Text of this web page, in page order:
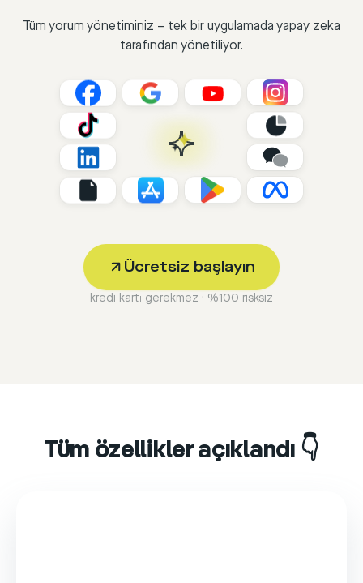
Tüm yorum yönetiminiz – tek bir uygulamada yapay zeka
tarafından yönetiliyor.
Ücretsiz başlayın
kredi kartı gerekmez · %100 risksiz
Tüm özellikler açıklandı 👇